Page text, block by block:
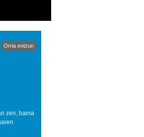
Orria entzun
zen, baina